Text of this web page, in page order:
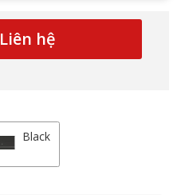
Liên hệ
Black